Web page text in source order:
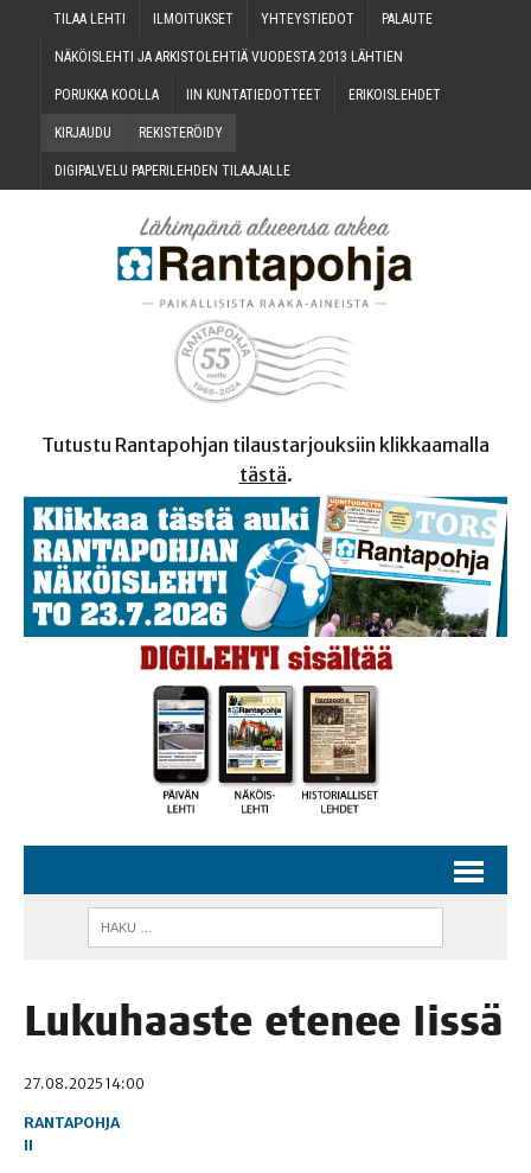
TILAA LEH­TI ILMOI­TUK­SET YHTEYS­TIE­DOT PALAU­TE
NÄKÖIS­LEH­TI JA ARKIS­TO­LEH­TIÄ VUO­DES­TA 2013 LÄHTIEN
PORUK­KA KOOLLA IIN KUN­TA­TIE­DOT­TEET ERI­KOIS­LEH­DET
KIR­JAU­DU REKIS­TE­RÖI­DY
DIGI­PAL­VE­LU PAPE­RI­LEH­DEN TILAAJALLE
Tutustu Rantapohjan tilaustarjouksiin klikkaamalla
tästä.
Luku­haas­te ete­nee Iissä
27.08.2025 14:00
RANTAPOHJA
II